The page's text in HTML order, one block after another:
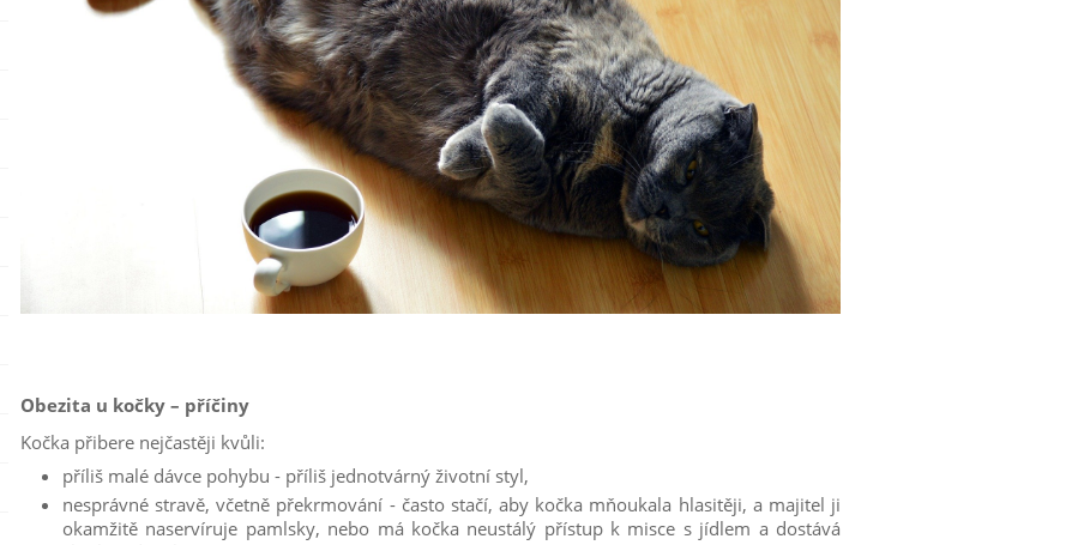
Obezita u kočky – příčiny
Kočka přibere nejčastěji kvůli:
příliš malé dávce pohybu - příliš jednotvárný životní styl,
nesprávné stravě, včetně překrmování - často stačí, aby kočka mňoukala hlasitěji, a majitel ji
okamžitě naservíruje pamlsky, nebo má kočka neustálý přístup k misce s jídlem a dostává